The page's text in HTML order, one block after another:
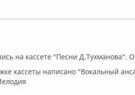
на кассете "Песни Д.Тухманова".
кассеты написано "Вокальный